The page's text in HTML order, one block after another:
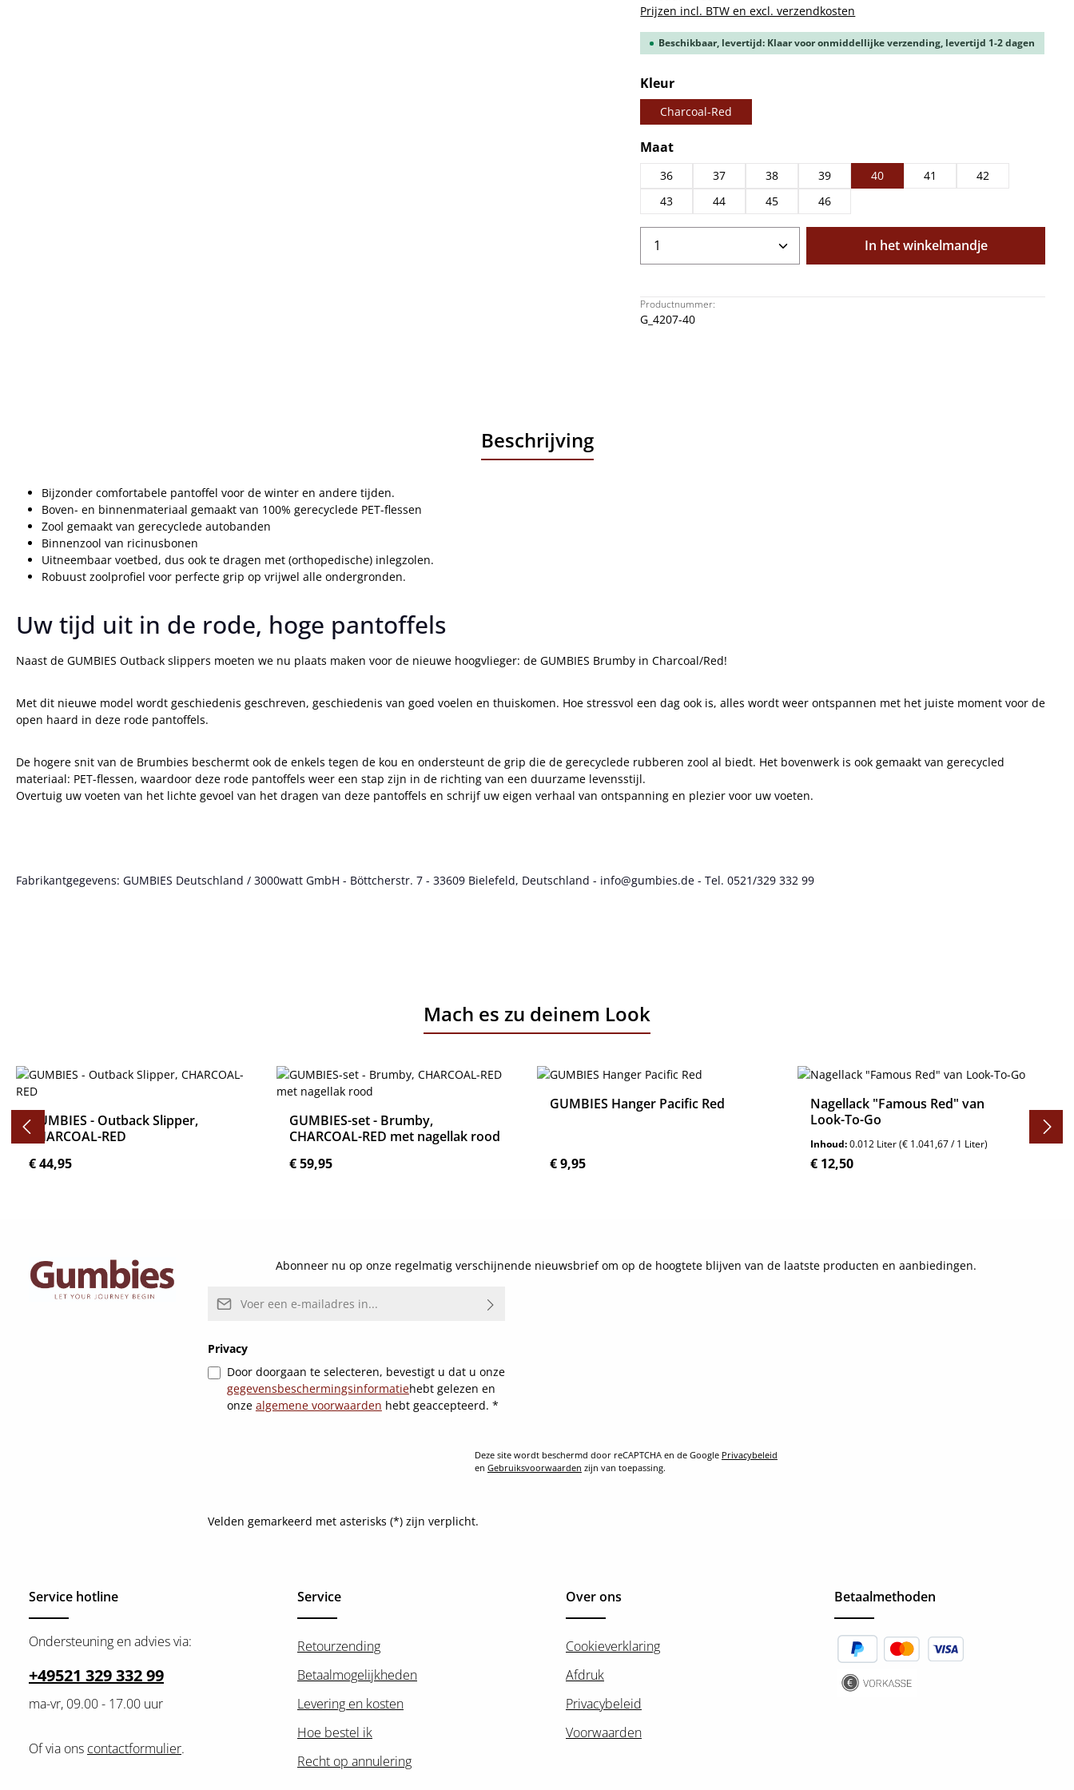
Prijzen incl. BTW en excl. verzendkosten
Beschikbaar, levertijd: Klaar voor onmiddellijke verzending, levertijd 1-2 dagen
Selecteer
Kleur
Charcoal-Red
Selecteer
Maat
36 37 38 39 40 41
42
43
44 45 46
Producthoeveelheid: Voer de gewenste
In het winkelmandje
Productnummer:
G_4207-40
Beschrijving
Bijzonder comfortabele pantoffel voor de winter en andere tijden.
Boven- en binnenmateriaal gemaakt van 100% gerecyclede PET-flessen
Zool gemaakt van gerecyclede autobanden
Binnenzool van ricinusbonen
Uitneembaar voetbed, dus ook te dragen met (orthopedische) inlegzolen.
Robuust zoolprofiel voor perfecte grip op vrijwel alle ondergronden.
Uw tijd uit in de rode, hoge pantoffels
Naast de GUMBIES Outback slippers moeten we nu plaats maken voor de nieuwe hoogvlieger: de GUMBIES Brumby in Charcoal/Red!
Met dit nieuwe model wordt geschiedenis geschreven, geschiedenis van goed voelen en thuiskomen. Hoe stressvol een dag ook is, alles wordt weer ontspannen met het juiste moment voor de
open haard in deze rode pantoffels.
De hogere snit van de Brumbies beschermt ook de enkels tegen de kou en ondersteunt de grip die de gerecyclede rubberen zool al biedt. Het bovenwerk is ook gemaakt van gerecycled
materiaal: PET-flessen, waardoor deze rode pantoffels weer een stap zijn in de richting van een duurzame levensstijl.
Overtuig uw voeten van het lichte gevoel van het dragen van deze pantoffels en schrijf uw eigen verhaal van ontspanning en plezier voor uw voeten.
Fabrikantgegevens: GUMBIES Deutschland / 3000watt GmbH - Böttcherstr. 7 - 33609 Bielefeld, Deutschland - info@gumbies.de - Tel. 0521/329 332 99
Mach es zu deinem Look
Productgalerij overslaan
GUMBIES - Outback Slipper,
CHARCOAL-RED
Normale prijs:
€ 44,95
GUMBIES-set - Brumby,
CHARCOAL-RED met nagellak rood
Normale prijs:
€ 59,95
GUMBIES Hanger Pacific Red
Normale prijs:
€ 9,95
Nagellack "Famous Red" van
Look-To-Go
Inhoud:0.012 Liter(€ 1.041,67 / 1 Liter)
Normale prijs:
€ 12,50
Abonneer nu op onze regelmatig verschijnende nieuwsbrief om op de hoogtete blijven van de laatste producten en aanbiedingen.
E-mailadres*
Privacy
Door doorgaan te selecteren, bevestigt u dat u onze
gegevensbeschermingsinformatiehebt gelezen en
onze algemene voorwaarden hebt geaccepteerd. *
Deze site wordt beschermd door reCAPTCHA en de Google Privacybeleid
en Gebruiksvoorwaarden zijn van toepassing.
Velden gemarkeerd met asterisks (*) zijn verplicht.
Service hotline
Ondersteuning en advies via:
+49521 329 332 99
ma-vr, 09.00 - 17.00 uur
Of via ons contactformulier.
Service
Retourzending
Betaalmogelijkheden
Levering en kosten
Hoe bestel ik
Recht op annulering
Over ons
Cookieverklaring
Afdruk
Privacybeleid
Voorwaarden
Betaalmethoden